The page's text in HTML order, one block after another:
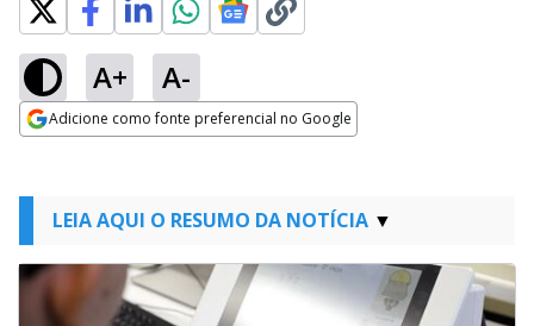
A+ A-
Adicione como fonte preferencial no Google
LEIA AQUI O RESUMO DA NOTÍCIA